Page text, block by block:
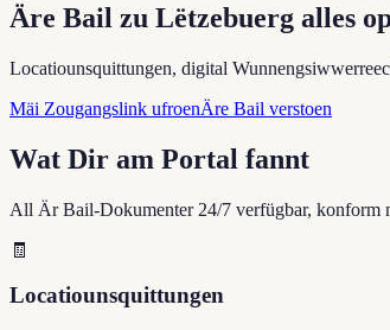
Äre Bail zu Lëtzebuerg alles
Locatiounsquittungen, digital
Mäi Zougangslink ufroenÄre Bail verstoen
Wat Dir am Portal fannt
All Är Bail-Dokumenter 24/7 verfügbar, konform
🧾
Locatiounsquittungen